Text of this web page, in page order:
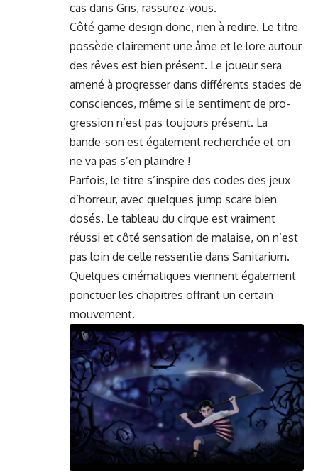
cas dans Gris, ras­surez-vous.
Côté game design donc, rien à redire. Le titre
pos­sède claire­ment une âme et le lore autour
des rêves est bien présent. Le joueur sera
amené à pro­gress­er dans dif­férents stades de
con­sciences, même si le sen­ti­ment de pro­
gres­sion n’est pas tou­jours présent. La
bande-son est égale­ment recher­chée et on
ne va pas s’en plaindre !
Par­fois, le titre s’in­spire des codes des jeux
d’hor­reur, avec quelques jump scare bien
dosés. Le tableau du cirque est vrai­ment
réus­si et côté sen­sa­tion de malaise, on n’est
pas loin de celle ressen­tie dans San­i­tar­i­um.
Quelques ciné­ma­tiques vien­nent égale­ment
ponctuer les chapitres offrant un cer­tain
mouvement.